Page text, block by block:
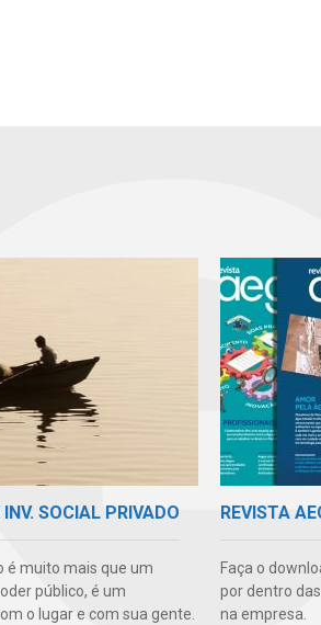
SOCIAL PRIVADO
é muito mais que um
público, é um
o lugar e com sua gente.
REVISTA
Faça o
por dentro
na empresa.